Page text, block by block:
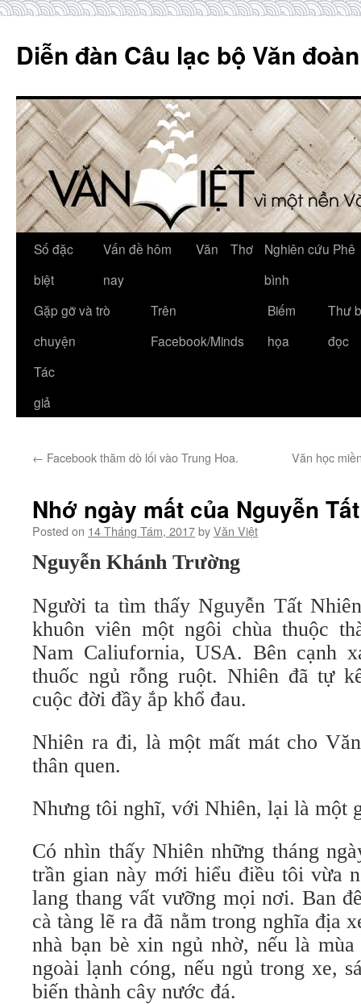
content
Diễn đàn Câu lạc bộ Văn
Số đặc
biệt
Vấn đề hôm
nay
Văn Thơ
Nghiên cứu Phê
bình
Gặp gỡ và trò
chuyện
Trên
Facebook/Minds
Biếm
họa
Thư
đọc
Tác
giả
← Facebook thăm dò lối vào Trung Hoa. Văn học
Nhớ ngày mất của Nguyễn
Posted on 14 Tháng Tám, 2017byVăn Việt
Nguyễn Khánh Trường
Người ta tìm thấy Nguyễn Tất
khuôn viên một ngôi chùa thuộc
Nam Caliufornia, USA. Bên cạnh
thuốc ngủ rỗng ruột. Nhiên đã tự
cuộc đời đầy ắp khổ đau.
Nhiên ra đi, là một mất mát cho
thân quen.
Nhưng tôi nghĩ, với Nhiên, lại là một
Có nhìn thấy Nhiên những tháng
trần gian này mới hiểu điều tôi vừa
lang thang vất vưỡng mọi nơi. Ban
cà tàng lẽ ra đã nằm trong nghĩa địa
nhà bạn bè xin ngủ nhờ, nếu là
ngoài lạnh cóng, nếu ngủ trong xe,
biến thành cây nước đá.